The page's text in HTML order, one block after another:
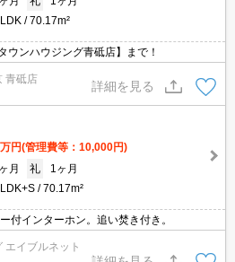
70.17m²
ウンハウジング青砥店】まで！
青砥店
詳細を見る
万円(管理費等：10,000円)
月 礼
1ヶ月
70.17m²
付インターホン。追い焚き付き。
エイブルネット